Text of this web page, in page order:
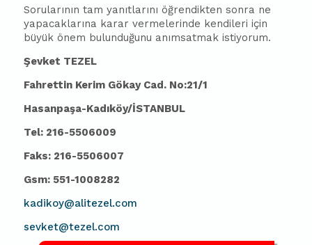
Sorularının tam yanıtlarını öğrendikten sonra ne
yapacaklarına karar vermelerinde kendileri için
büyük önem bulunduğunu anımsatmak istiyorum.
Şevket TEZEL
Fahrettin Kerim Gökay Cad. No:21/1
Hasanpaşa-Kadıköy/İSTANBUL
Tel: 216-5506009
Faks: 216-5506007
Gsm: 551-1008282
kadikoy@alitezel.com
sevket@tezel.com